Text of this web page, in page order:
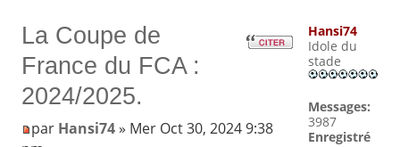
La Coupe de
France du FCA :
2024/2025.
par Hansi74» Mer Oct 30, 2024 9:38
Hansi74
Idole du
stade
Messages:
3987
Enregistré